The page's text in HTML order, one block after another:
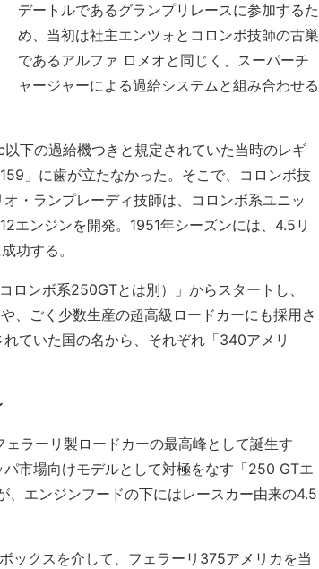
デートルであるグランプリレースに参加するた
め、当初は社主エンツォとコロンボ技師の古巣
であるアルファ ロメオと同じく、スーパーチ
ャージャーによる過給システムと組み合わせる
下の過給機つきと規定されていた当時のレギ
」に歯が立たなかった。そこで、コロンボ技
・ランプレーディ技師は、コロンボ系ユニッ
エンジンを開発。1951年シーズンには、4.5リ
功する。
ンボ系250GTとは別）」からスタートし、
、ごく少数生産の超高級ロードカーにも採用さ
ていた国の名から、それぞれ「340アメリ
ラーリ製ロードカーの最高峰として誕生す
市場向けモデルとして対極をなす「250 GTエ
エンジンフードの下にはレースカー由来の4.5
クスを介して、フェラーリ375アメリカを当